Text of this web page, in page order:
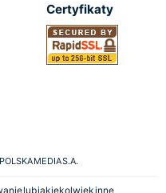
Certyfikaty
MEDIA S.A.
lub jakiekolwiek inne